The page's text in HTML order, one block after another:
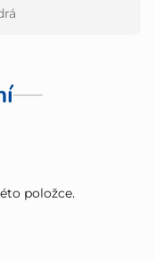
položce.